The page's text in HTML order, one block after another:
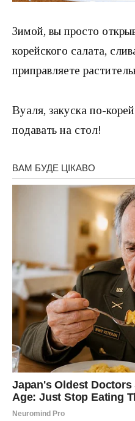
Зимой, вы просто
корейского салата,
приправляете
Вуаля, закуска по-
подавать на стол!